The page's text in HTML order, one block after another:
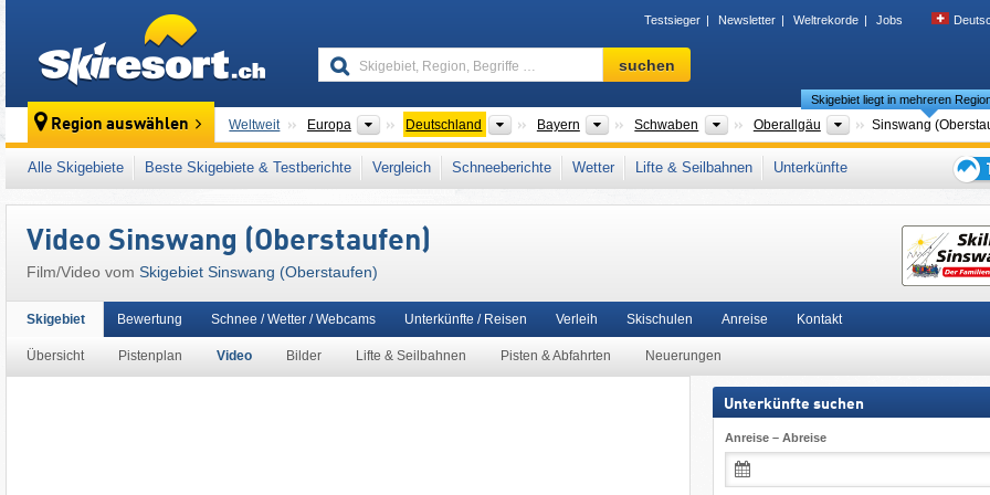
Testsieger Newsletter Weltrekorde Jobs
Skigebiet,
Region,
…
suchen
Region auswählen Weltweit Europa Kontinente
Deutschland LänderBayern Bundesländer
Schwaben Bezirke
Oberallgäu Landkreise
Skigebiet liegt in mehreren
Sinswang
Dieses Skigebiet liegt auch in: 3TälerPass Bayerisches Alpenvorland, Meilenweiss Allgäu , Südbayern Süddeutschland,
Mitteleuropa Europäische Union
Alle Skigebiete Beste Skigebiete & Testberichte Vergleich Schneeberichte Wetter Lifte & Seilbahnen
Unterkünfte
den
Video Sinswang (Oberstaufen)
Film/Video vom Skigebiet Sinswang (Oberstaufen)
Skigebiet
Übersicht Pistenplan Video Bilder Lifte & Seilbahnen Pisten & Abfahrten Neuerungen
Bewertung Schnee / Wetter / Webcams Unterkünfte / Reisen Verleih Skischulen Anreise Kontakt
Unterkünfte suchen
Anreise – Abreise